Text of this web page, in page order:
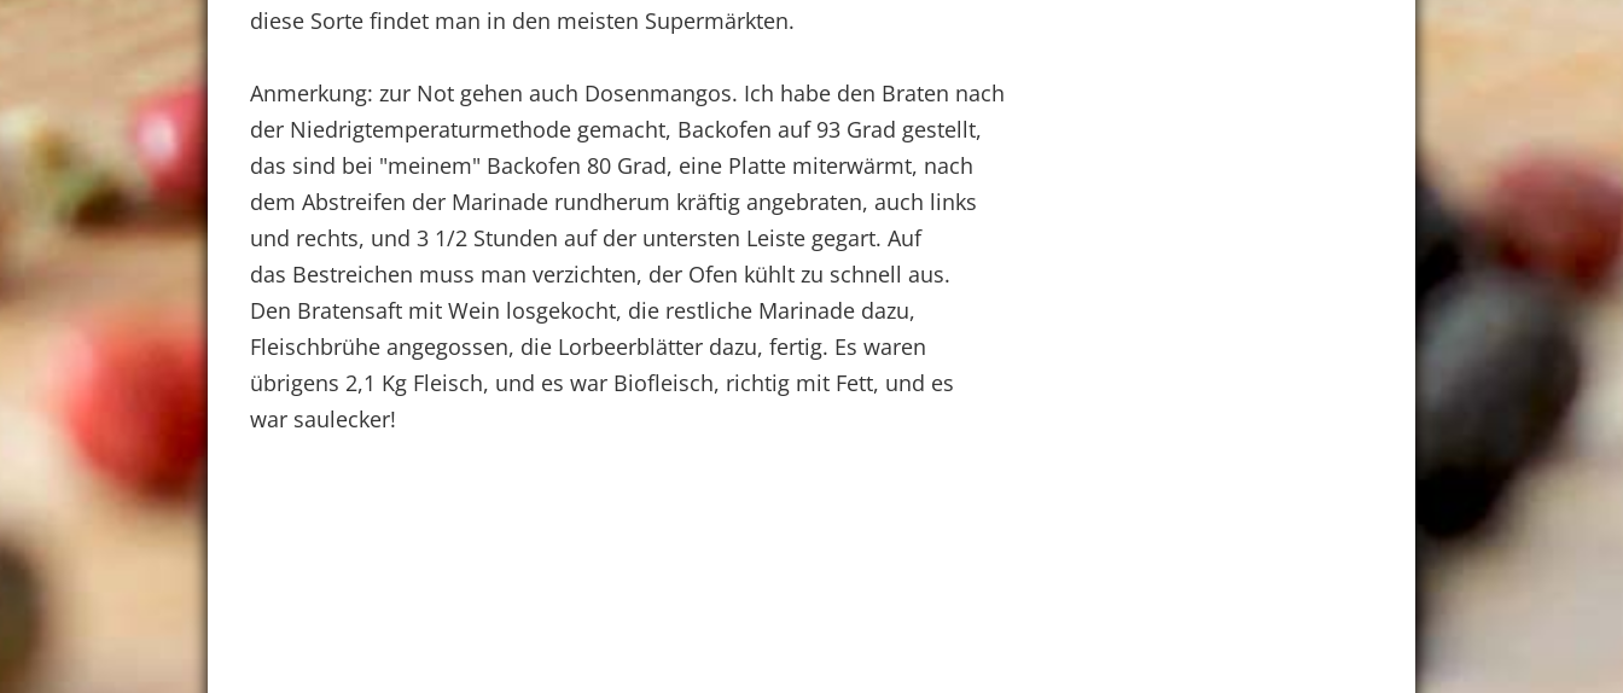
diese Sorte findet man in den meisten Supermärkten.
Anmerkung: zur Not gehen auch Dosenmangos. Ich habe den Braten nach
der Niedrigtemperaturmethode gemacht, Backofen auf 93 Grad gestellt,
das sind bei "meinem" Backofen 80 Grad, eine Platte miterwärmt, nach
dem Abstreifen der Marinade rundherum kräftig angebraten, auch links
und rechts, und 3 1/2 Stunden auf der untersten Leiste gegart. Auf
das Bestreichen muss man verzichten, der Ofen kühlt zu schnell aus.
Den Bratensaft mit Wein losgekocht, die restliche Marinade dazu,
Fleischbrühe angegossen, die Lorbeerblätter dazu, fertig. Es waren
übrigens 2,1 Kg Fleisch, und es war Biofleisch, richtig mit Fett, und es
war saulecker!